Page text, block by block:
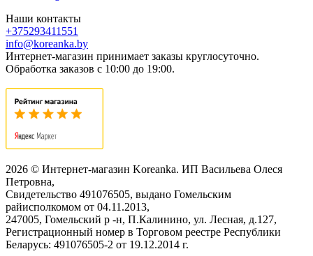
Наши контакты
+375293411551
info@koreanka.by
Интернет-магазин принимает заказы круглосуточно.
Обработка заказов с 10:00 до 19:00.
2026 © Интернет-магазин Koreanka. ИП Васильева Олеся
Петровна,
Свидетельство ‎491076505, выдано Гомельским
райисполкомом от 04.11.2013,
247005, Гомельский р -н, П.Калинино, ул. Лесная, д.127,
Регистрационный номер в Торговом реестре Республики
Беларусь: ‎491076505-2 от 19.12.2014 г.